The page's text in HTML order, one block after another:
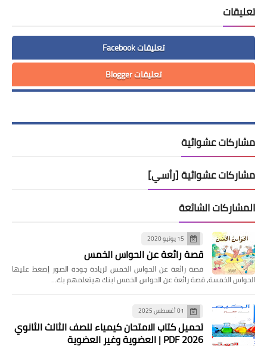
تعليقات
تعليقات Facebook
تعليقات Blogger
مشاركات عشوائية
مشاركات عشوائية [رأسي]
المشاركات الشائعة
15 يونيو 2020
قصة رائعة عن الحواس الخمس
قصة رائعة عن الحواس الخمس لزيادة جودة الصور إضغط عليها
الحواس الخمسة, قصة رائعة عن الحواس الخمس ابنك هيتعلمهم بك…
01 أغسطس 2025
تحميل كتاب الامتحان كيمياء للصف الثالث الثانوي
2026 PDF | العضوية وغير العضوية